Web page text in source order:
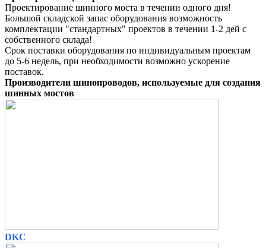
Проектирование шинного моста в течении одного дня!
Большой складской запас оборудования возможность
комплектации "стандартных" проектов в течении 1-2 дей с
собственного склада!
Срок поставки оборудования по индивидуальным проектам
до 5-6 недель, при необходимости возможно ускорение
поставок.
Производители шинопроводов, используемые для создания
шинных мостов
DKC